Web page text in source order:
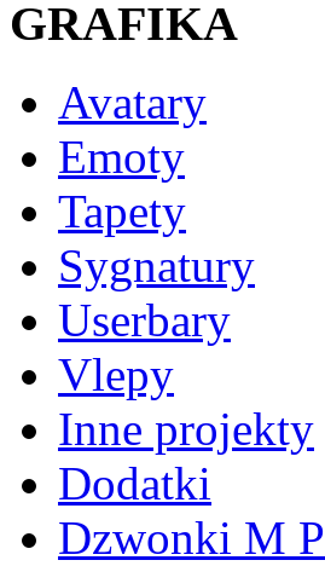
GRAFIKA
Avatary
Emoty
Tapety
Sygnatury
Userbary
Vlepy
Inne projekty
Dodatki
Dzwonki M